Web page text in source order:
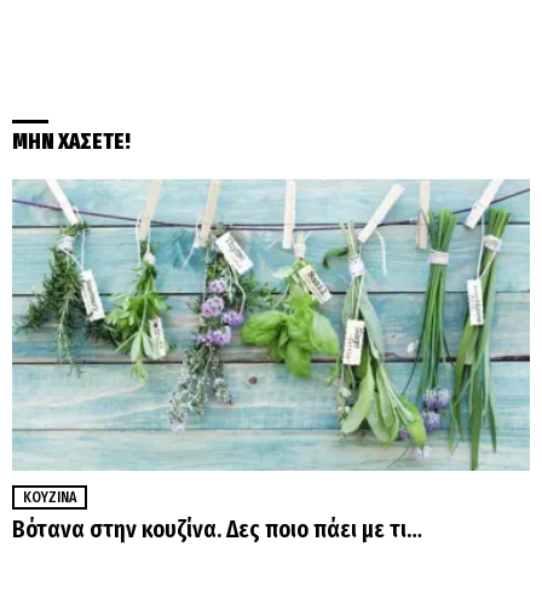
ΜΗΝ ΧΑΣΕΤΕ!
ΚΟΥΖΊΝΑ
Βότανα στην κουζίνα. Δες ποιο πάει με τι…